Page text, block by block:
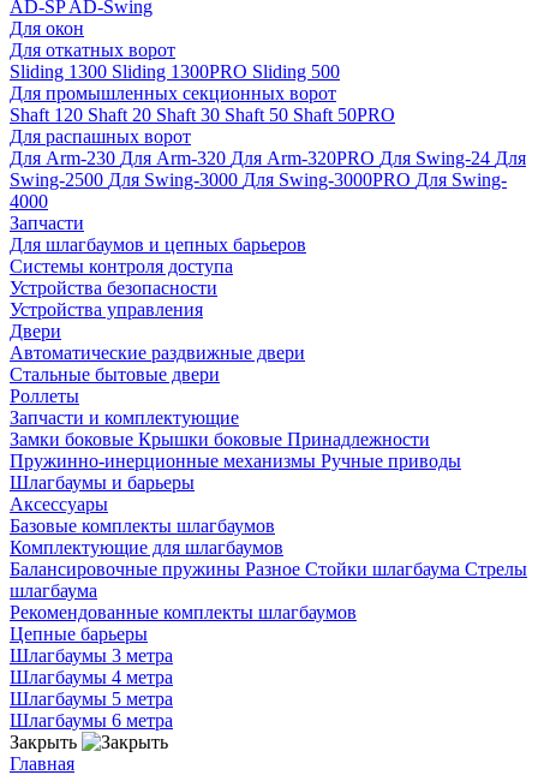
AD-SPAD-Swing
Для окон
Для откатных ворот
Sliding 1300 Sliding 1300PRO Sliding 500
Для промышленных секционных ворот
Shaft 120 Shaft 20 Shaft 30 Shaft 50 Shaft 50PRO
Для распашных ворот
Для Arm-230 Для Arm-320 Для Arm-320PRO Для Swing-24 Для
Swing-2500 Для Swing-3000 Для Swing-3000PRO Для Swing-
4000
Запчасти
Для шлагбаумов и цепных барьеров
Системы контроля доступа
Устройства безопасности
Устройства управления
Двери
Автоматические раздвижные двери
Стальные бытовые двери
Роллеты
Запчасти и комплектующие
Замки боковые Крышки боковые Принадлежности
Пружинно-инерционные механизмы Ручные приводы
Шлагбаумы и барьеры
Аксессуары
Базовые комплекты шлагбаумов
Комплектующие для шлагбаумов
Балансировочные пружины Разное Стойки шлагбаума Стрелы
шлагбаума
Рекомендованные комплекты шлагбаумов
Цепные барьеры
Шлагбаумы 3 метра
Шлагбаумы 4 метра
Шлагбаумы 5 метра
Шлагбаумы 6 метра
Закрыть
Главная